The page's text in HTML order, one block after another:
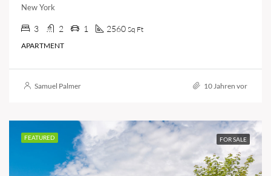
New York
3 2 1 2560 Sq Ft
APARTMENT
Samuel Palmer 10 Jahren vor
FEATURED FOR SALE